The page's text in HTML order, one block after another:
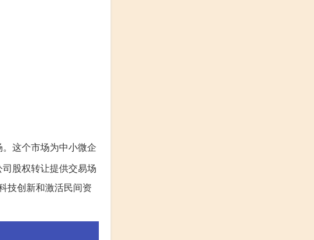
这个市场为中小微企
股权转让提供交易场
技创新和激活民间资